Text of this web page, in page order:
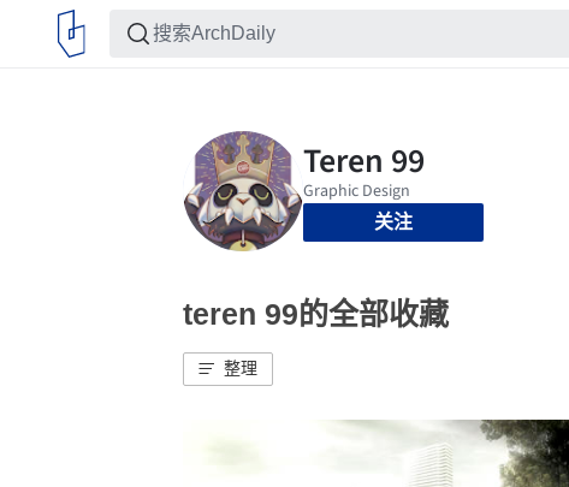
关注
teren 99的全部收藏
整理